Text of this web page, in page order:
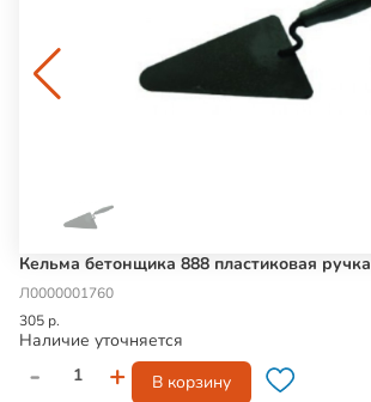
Кельма бетонщика 888 пластиковая ручка
Л0000001760
305 р.
Наличие уточняется
- + В корзину